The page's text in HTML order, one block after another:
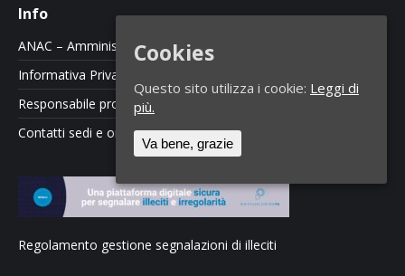
Info
ANAC – Amministrazione Trasparente
Informativa Privacy e Cookie Policy
Responsabile protezione dati
Contatti sedi e orari
Regolamento gestione segnalazioni di illeciti
Cookies
Questo sito utilizza i cookie: Leggi di
più.
Va bene, grazie